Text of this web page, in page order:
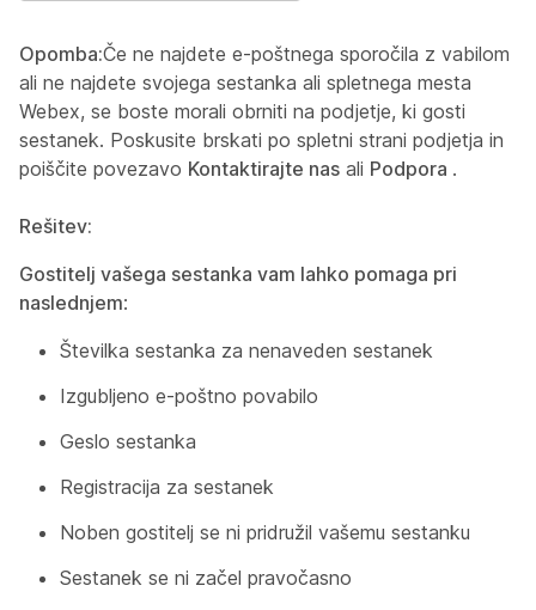
Opomba:Če ne najdete e-poštnega sporočila z vabilom
ali ne najdete svojega sestanka ali spletnega mesta
Webex, se boste morali obrniti na podjetje, ki gosti
sestanek. Poskusite brskati po spletni strani podjetja in
poiščite povezavo Kontaktirajte nas ali Podpora .
Rešitev:
Gostitelj vašega sestanka vam lahko pomaga pri
naslednjem:
Številka sestanka za nenaveden sestanek
Izgubljeno e-poštno povabilo
Geslo sestanka
Registracija za sestanek
Noben gostitelj se ni pridružil vašemu sestanku
Sestanek se ni začel pravočasno